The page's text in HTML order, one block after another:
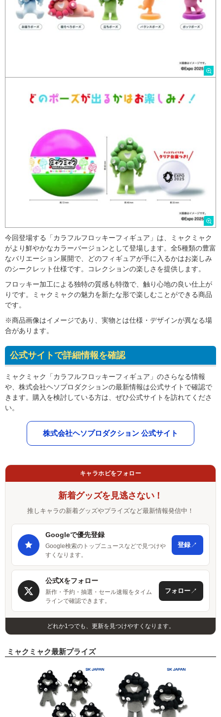
今回登場する「カラフルフロッキーフィギュア」は、ミャクミャク
がより鮮やかなカラーバージョンとして登場します。全5種類の豊富
なバリエーション展開で、どのフィギュアが手に入るかはお楽しみ
のシークレット仕様です。コレクションの楽しさを提供します。
フロッキー加工による独特の質感も特徴で、触り心地の良い仕上が
りです。ミャクミャクの魅力を新たな形で楽しむことができる商品
です。
※商品画像はイメージであり、実物とは仕様・デザインが異なる場
合があります。
公式サイトで詳細情報を確認
ミャクミャク「カラフルフロッキーフィギュア」のさらなる情報
や、株式会社ヘソプロダクションの最新情報は公式サイトで確認で
きます。購入を検討している方は、ぜひ公式サイトを訪れてくださ
い。
株式会社ヘソプロダクション 公式サイト
キャラホビをフォロー
新着グッズを見逃さない！
推しキャラの新着グッズやプライズなど最新情報発信中！
Googleで優先登録
Google検索のトップニュースなどで見つけや
すくなります。
登録↗
公式Xをフォロー
新作・予約・抽選・セール速報をタイム
ラインで確認できます。
フォロー↗
どれか1つでも、更新を見つけやすくなります。
ミャクミャク最新プライズ